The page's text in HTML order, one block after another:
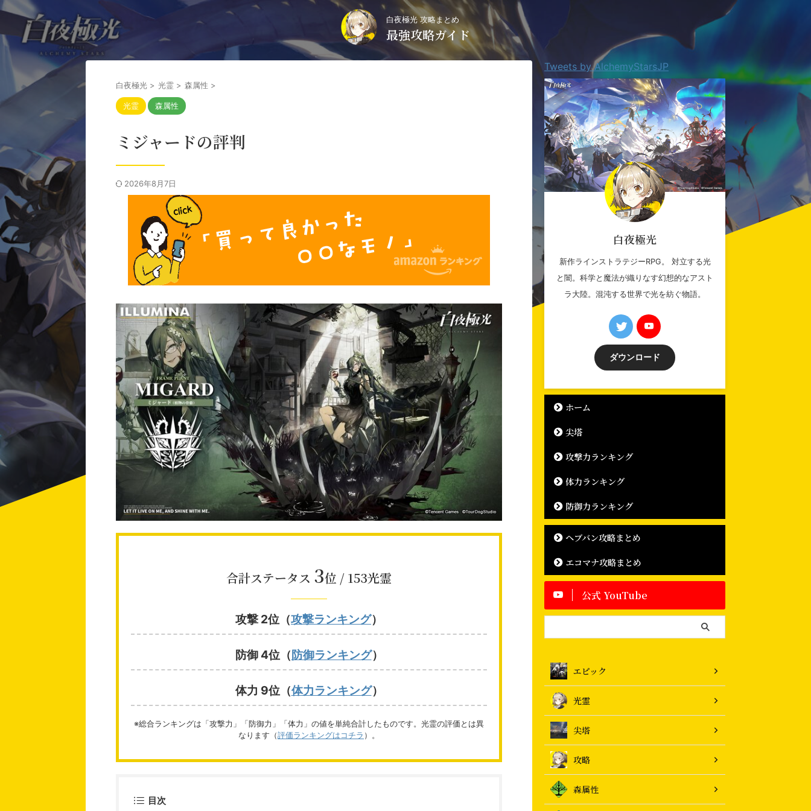
白夜極光 攻略まとめ
最強攻略ガイド
白夜極光 > 光霊 > 森属性 >
光霊 森属性
ミジャードの評判
2026年8月7日
合計ステータス 3位 / 153光霊
攻撃 2位（攻撃ランキング）
防御 4位（ 防御ランキング）
体力 9位（体力ランキング）
※総合ランキングは「攻撃力」「防御力」「体力」の値を単純合計したものです。光霊の評価とは異
なります（評価ランキングはコチラ ）。
目次
Tweets by AlchemyStarsJP
白夜極光
新作ラインストラテジーRPG。 対立する光
と闇。科学と魔法が織りなす幻想的なアスト
ラ大陸。混沌する世界で光を紡ぐ物語。
ダウンロード
ホーム
尖塔
攻撃力ランキング
体力ランキング
防御力ランキング
ヘブバン攻略まとめ
エコマナ攻略まとめ
公式 YouTube
エピック
光霊
尖塔
攻略
森属性